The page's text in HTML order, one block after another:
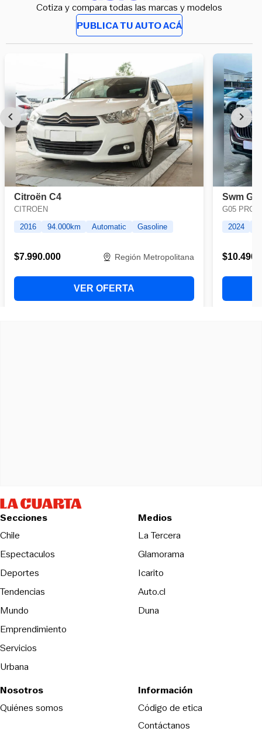
Cotiza y compara todas las marcas y modelos
PUBLICA TU AUTO ACÁ
Secciones
Chile
Espectaculos
Deportes
Tendencias
Mundo
Emprendimiento
Servicios
Urbana
Medios
La TerceraOpens in new
Glamorama
Icarito
Auto.cl
DunaOpens in new window
Nosotros
Quiénes somos
Información
Código de eticaOpens in new
Contáctanos